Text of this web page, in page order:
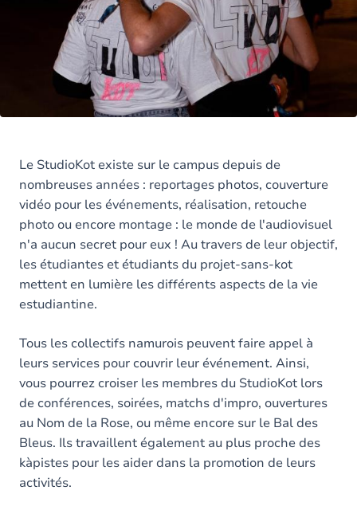
Le StudioKot existe sur le campus depuis de
nombreuses années : reportages photos, couverture
vidéo pour les événements, réalisation, retouche
photo ou encore montage : le monde de l'audiovisuel
n'a aucun secret pour eux ! Au travers de leur objectif,
les étudiantes et étudiants du projet-sans-kot
mettent en lumière les différents aspects de la vie
estudiantine.
Tous les collectifs namurois peuvent faire appel à
leurs services pour couvrir leur événement. Ainsi,
vous pourrez croiser les membres du StudioKot lors
de conférences, soirées, matchs d'impro, ouvertures
au Nom de la Rose, ou même encore sur le Bal des
Bleus. Ils travaillent également au plus proche des
kàpistes pour les aider dans la promotion de leurs
activités.